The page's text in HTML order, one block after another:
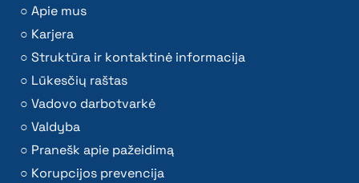
Apie mus
Karjera
Struktūra ir kontaktinė informacija
Lūkesčių raštas
Vadovo darbotvarkė
Valdyba
Pranešk apie pažeidimą
Korupcijos prevencija